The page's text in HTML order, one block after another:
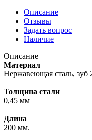
Описание
Отзывы
Задать вопрос
Наличие
Описание
Материал
Нержавеющая сталь, зуб
Толщина стали
0,45 мм
Длина
200 мм.